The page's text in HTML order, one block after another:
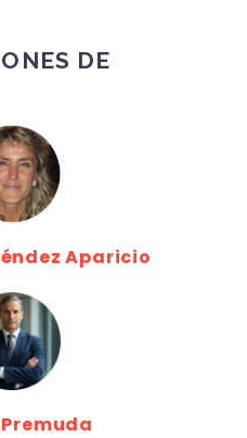
DE
Aparicio